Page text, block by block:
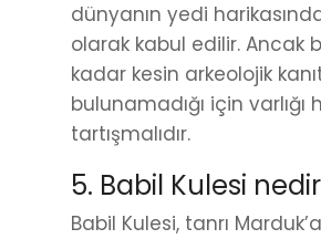
dünyanın yedi
olarak kabul edilir. Ancak
kadar kesin arkeolojik
bulunamadığı için varlığı
tartışmalıdır.
5. Babil Kulesi
Babil Kulesi, tanrı